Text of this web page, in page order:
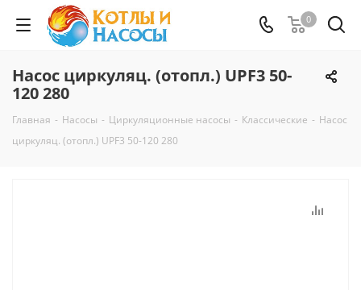
0
Насос циркуляц. (отопл.) UPF3 50-
120 280
Главная - Насосы - Циркуляционные насосы - Классические - Насос
циркуляц. (отопл.) UPF3 50-120 280